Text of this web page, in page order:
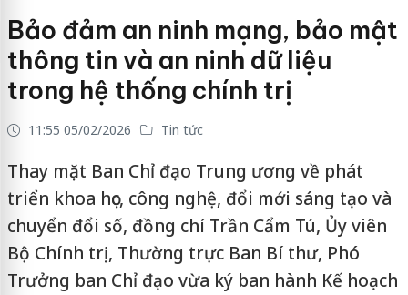
Bảo đảm an ninh mạng, bảo mật
thông tin và an ninh dữ liệu
trong hệ thống chính trị
11:55 05/02/2026 Tin tức
Thay mặt Ban Chỉ đạo Trung ương về phát
triển khoa học, công nghệ, đổi mới sáng tạo và
chuyển đổi số, đồng chí Trần Cẩm Tú, Ủy viên
Bộ Chính trị, Thường trực Ban Bí thư, Phó
Trưởng ban Chỉ đạo vừa ký ban hành Kế hoạch